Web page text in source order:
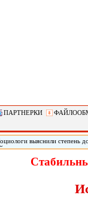
ПАРТНЕРКИ
выяснили степень
следует из
При этом 40% заявили,